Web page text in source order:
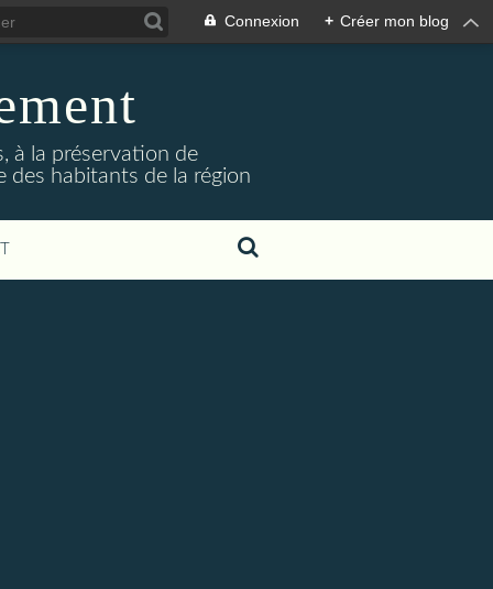
Connexion + Créer mon blog
à la préservation de
des habitants de la région